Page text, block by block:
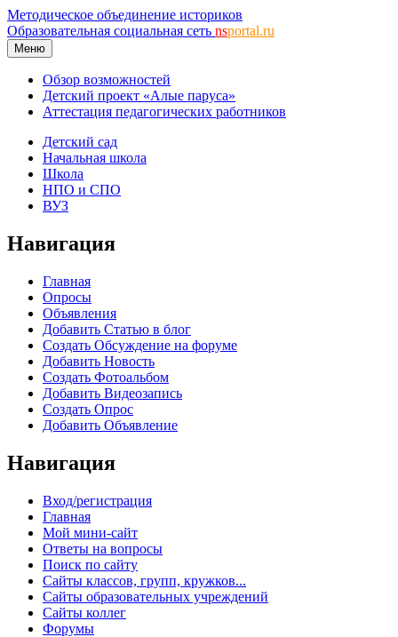
Методическое объединение историков
Образовательная социальная сеть nsportal.ru
Меню
Обзор возможностей
Детский проект «Алые паруса»
Аттестация педагогических работников
Детский сад
Начальная школа
Школа
НПО и СПО
ВУЗ
Навигация
Главная
Опросы
Объявления
Добавить Статью в блог
Создать Обсуждение на форуме
Добавить Новость
Создать Фотоальбом
Добавить Видеозапись
Создать Опрос
Добавить Объявление
Навигация
Вход/регистрация
Главная
Мой мини-сайт
Ответы на вопросы
Поиск по сайту
Сайты классов, групп, кружков...
Сайты образовательных учреждений
Сайты коллег
Форумы